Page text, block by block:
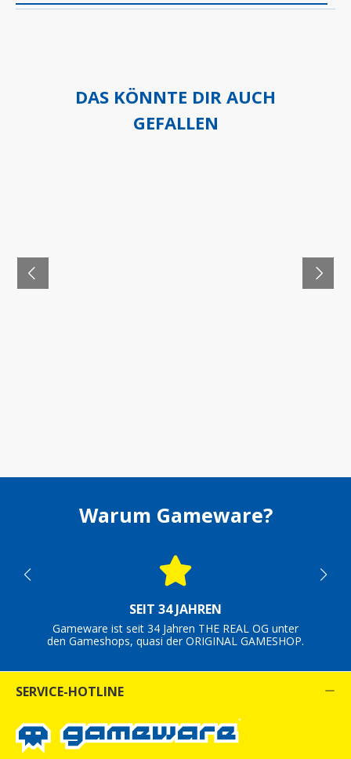
DAS KÖNNTE DIR AUCH
GEFALLEN
Warum Gameware?
SEIT 34 JAHREN
Gameware ist seit 34 Jahren THE REAL OG unter
den Gameshops, quasi der ORIGINAL GAMESHOP.
SERVICE-HOTLINE